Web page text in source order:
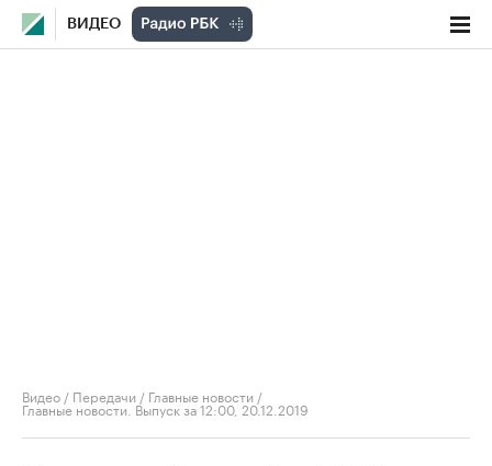
ВИДЕО
Видео / Передачи / Главные новости /
Главные новости. Выпуск за 12:00, 20.12.2019